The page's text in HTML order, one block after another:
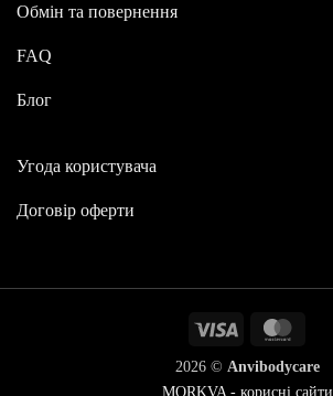
Обмін та повернення
FAQ
Блог
Угода користувача
Договір оферти
2026 © Anvibodycare
MORKVA - корисні сайти